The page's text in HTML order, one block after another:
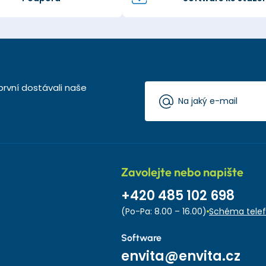
dostávali naše
Zavolejte nebo napište
+420 485 102 698
(Po-Pa: 8.00 – 16.00) Schéma
Software
envita@envita.cz